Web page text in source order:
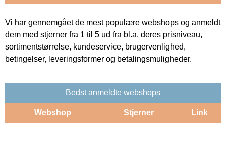
Vi har gennemgået de mest populære webshops og anmeldt
dem med stjerner fra 1 til 5 ud fra bl.a. deres prisniveau,
sortimentstørrelse, kundeservice, brugervenlighed,
betingelser, leveringsformer og betalingsmuligheder.
Bedst anmeldte webshops
Webshop Stjerner Link